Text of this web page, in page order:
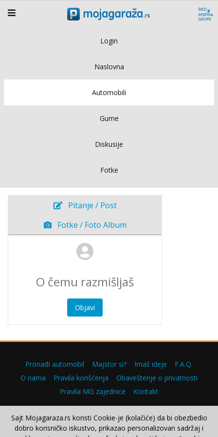
Login
Naslovna
Automobili
Gume
Diskusije
Fotke
Pitanje / Post
Fotke / Foto Album
Objavi
Pronađi automobil Majstor si? Imaš ideje
F.A.Q.
O nama
Pravila korišćenja
Obaveštenje o privatnosti
Pravila MG zajednice
Kontakt
Copyright © 2000–2026.
Sajt Mojagaraza.rs koristi Cookie-je (kolačiće) da bi obezbedio
dobro korisničko iskustvo, prikazao personalizovan sadržaj i